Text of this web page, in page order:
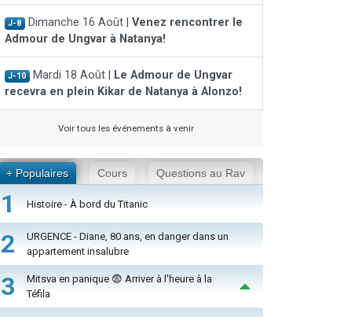
J-8 Dimanche 16 Août | Venez rencontrer le
Admour de Ungvar à Natanya!
J-10 Mardi 18 Août |
Le Admour de Ungvar
recevra en plein Kikar de Natanya à Alonzo!
Voir tous les événements à venir
+ Populaires Cours Questions au Rav
1 Histoire - À bord du Titanic
2
URGENCE - Diane, 80 ans, en danger dans un
appartement insalubre
3
Mitsva en panique 😨 Arriver à l'heure à la
Téfila